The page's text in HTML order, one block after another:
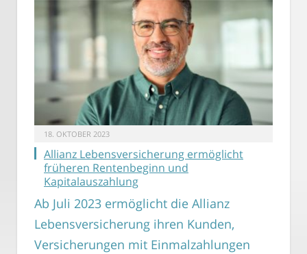
18. OKTOBER 2023
Allianz Lebensversicherung ermöglicht
früheren Rentenbeginn und
Kapitalauszahlung
Ab Juli 2023 ermöglicht die Allianz
Lebensversicherung ihren Kunden,
Versicherungen mit Einmalzahlungen